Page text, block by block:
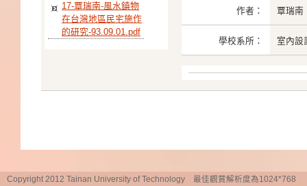
17-覃瑞南-風水鎮物
在台灣地區民宅施作
的研究-93.09.01.pdf
作者： 覃瑞南
學校系所： 室內設
Copyright 2012 Tainan University of Technology 最佳觀賞解析度為1024*768